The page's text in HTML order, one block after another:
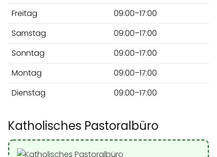
Freitag
09:00–17:00
Samstag
09:00–17:00
Sonntag
09:00–17:00
Montag
09:00–17:00
Dienstag
09:00–17:00
Katholisches Pastoralbüro